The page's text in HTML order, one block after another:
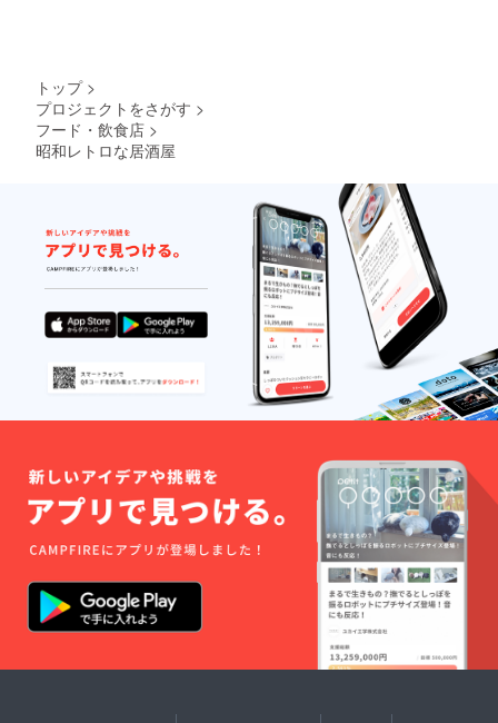
トップ >
プロジェクトをさがす >
フード・飲食店 >
昭和レトロな居酒屋